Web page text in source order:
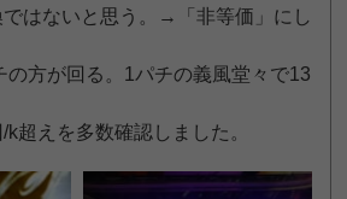
ではないと思う。→「非等価」にし
の方が回る。1パチの義風堂々で13
超えを多数確認しました。